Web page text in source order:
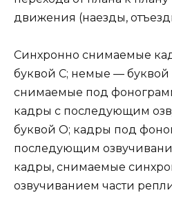
движения (наезды,
Синхронно снимаемые
буквой С; немые — буквой
снимаемые под
кадры с последующим
буквой О; кадры под
последующим
кадры, снимаемые
озвучиванием части